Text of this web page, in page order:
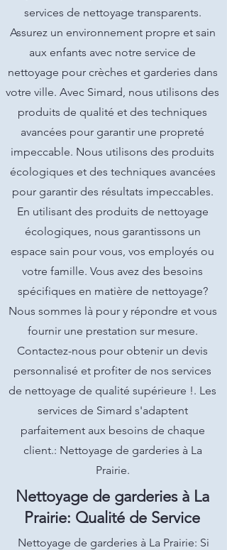
services de nettoyage transparents.
Assurez un environnement propre et sain
aux enfants avec notre service de
nettoyage pour crèches et garderies dans
votre ville. Avec Simard, nous utilisons des
produits de qualité et des techniques
avancées pour garantir une propreté
impeccable. Nous utilisons des produits
écologiques et des techniques avancées
pour garantir des résultats impeccables.
En utilisant des produits de nettoyage
écologiques, nous garantissons un
espace sain pour vous, vos employés ou
votre famille. Vous avez des besoins
spécifiques en matière de nettoyage?
Nous sommes là pour y répondre et vous
fournir une prestation sur mesure.
Contactez-nous pour obtenir un devis
personnalisé et profiter de nos services
de nettoyage de qualité supérieure !. Les
services de Simard s'adaptent
parfaitement aux besoins de chaque
client.: Nettoyage de garderies à La
Prairie.
Nettoyage de garderies à La
Prairie: Qualité de Service
Nettoyage de garderies à La Prairie: Si